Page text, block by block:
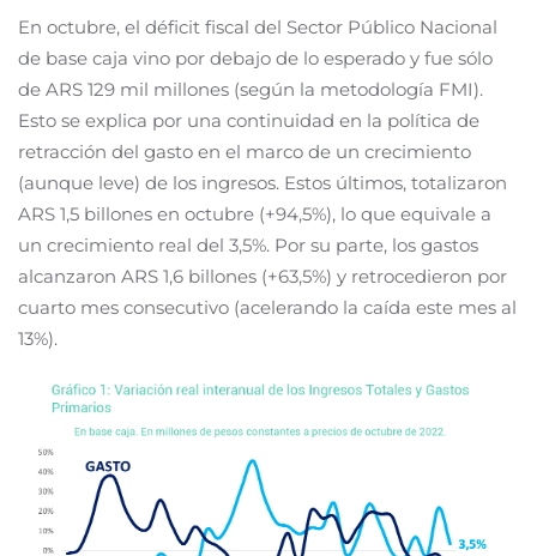
En octubre, el déficit fiscal del Sector Público Nacional
de base caja vino por debajo de lo esperado y fue sólo
de ARS 129 mil millones (según la metodología FMI).
Esto se explica por una continuidad en la política de
retracción del gasto en el marco de un crecimiento
(aunque leve) de los ingresos. Estos últimos, totalizaron
ARS 1,5 billones en octubre (+94,5%), lo que equivale a
un crecimiento real del 3,5%. Por su parte, los gastos
alcanzaron ARS 1,6 billones (+63,5%) y retrocedieron por
cuarto mes consecutivo (acelerando la caída este mes al
13%).